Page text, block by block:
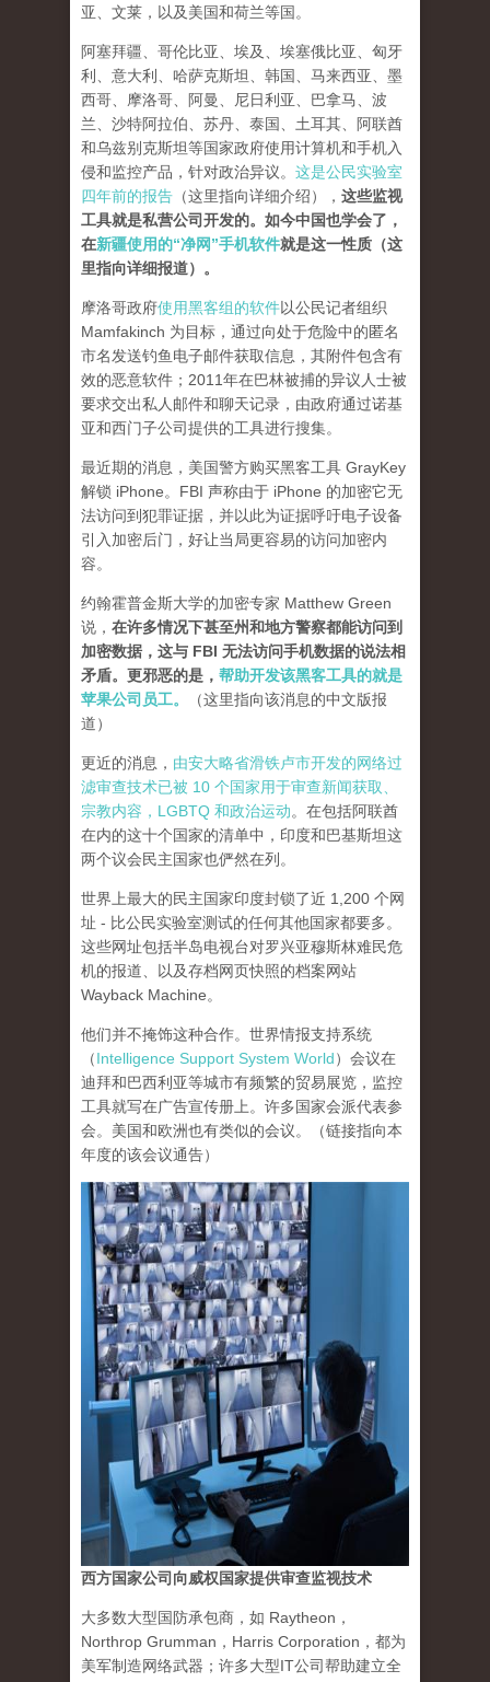
亚、文莱，以及美国和荷兰等国。
阿塞拜疆、哥伦比亚、埃及、埃塞俄比亚、匈牙
利、意大利、哈萨克斯坦、韩国、马来西亚、墨
西哥、摩洛哥、阿曼、尼日利亚、巴拿马、波
兰、沙特阿拉伯、苏丹、泰国、土耳其、阿联酋
和乌兹别克斯坦等国家政府使用计算机和手机入
侵和监控产品，针对政治异议。 这是公民实验室
四年前的报告 （这里指向详细介绍）， 这些监视
工具就是私营公司开发的。如今中国也学会了，
在新疆使用的“净网”手机软件就是这一性质（这
里指向详细报道）。
摩洛哥政府使用黑客组的软件以公民记者组织
Mamfakinch 为目标，通过向处于危险中的匿名
市名发送钓鱼电子邮件获取信息，其附件包含有
效的恶意软件；2011年在巴林被捕的异议人士被
要求交出私人邮件和聊天记录，由政府通过诺基
亚和西门子公司提供的工具进行搜集。
最近期的消息，美国警方购买黑客工具 GrayKey
解锁 iPhone。FBI 声称由于 iPhone 的加密它无
法访问到犯罪证据，并以此为证据呼吁电子设备
引入加密后门，好让当局更容易的访问加密内
容。
约翰霍普金斯大学的加密专家 Matthew Green
说， 在许多情况下甚至州和地方警察都能访问到
加密数据，这与 FBI 无法访问手机数据的说法相
矛盾。更邪恶的是， 帮助开发该黑客工具的就是
苹果公司员工。
（这里指向该消息的中文版报
道）
更近的消息， 由安大略省滑铁卢市开发的网络过
滤审查技术已被 10 个国家用于审查新闻获取、
宗教内容，LGBTQ 和政治运动。在包括阿联酋
在内的这十个国家的清单中，印度和巴基斯坦这
两个议会民主国家也俨然在列。
世界上最大的民主国家印度封锁了近 1,200 个网
址 - 比公民实验室测试的任何其他国家都要多。
这些网址包括半岛电视台对罗兴亚穆斯林难民危
机的报道、以及存档网页快照的档案网站
Wayback Machine。
他们并不掩饰这种合作。世界情报支持系统
（Intelligence Support System World）会议在
迪拜和巴西利亚等城市有频繁的贸易展览，监控
工具就写在广告宣传册上。许多国家会派代表参
会。美国和欧洲也有类似的会议。（链接指向本
年度的该会议通告）
西方国家公司向威权国家提供审查监视技术
大多数大型国防承包商，如 Raytheon，
Northrop Grumman，Harris Corporation，都为
美军制造网络武器；许多大型IT公司帮助建立全